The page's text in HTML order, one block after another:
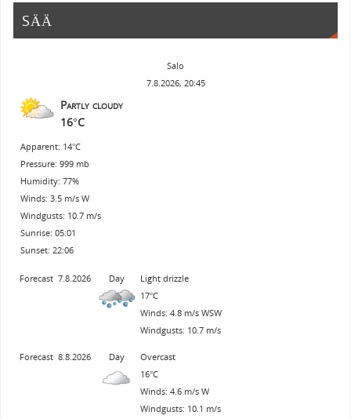
SÄÄ
Salo
7.8.2026, 20:45
Partly cloudy
16°C
Apparent: 14°C
Pressure: 999 mb
Humidity: 77%
Winds: 3.5 m/s W
Windgusts: 10.7 m/s
Sunrise: 05:01
Sunset: 22:06
Forecast 7.8.2026 Day
Light drizzle
17°C
Winds: 4.8 m/s WSW
Windgusts: 10.7 m/s
Forecast 8.8.2026 Day
Overcast
16°C
Winds: 4.6 m/s W
Windgusts: 10.1 m/s